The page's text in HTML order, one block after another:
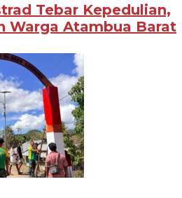
Tebar Kepedulian,
Warga Atambua Barat